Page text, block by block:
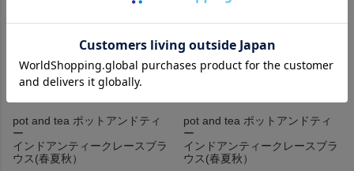
pot and tea ポットアンドティ
ー
インドアンティークレースブラ
ウス(春夏秋）
pot and tea ポットアンドティ
ー
インドアンティークレースブラ
ウス(春夏秋）